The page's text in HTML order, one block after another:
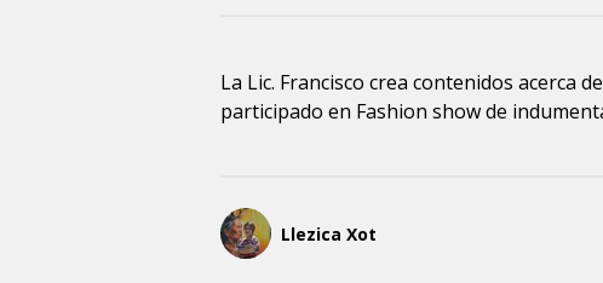
La Lic. Francisco crea contenidos acerca
participado en Fashion show de
Llezica Xot